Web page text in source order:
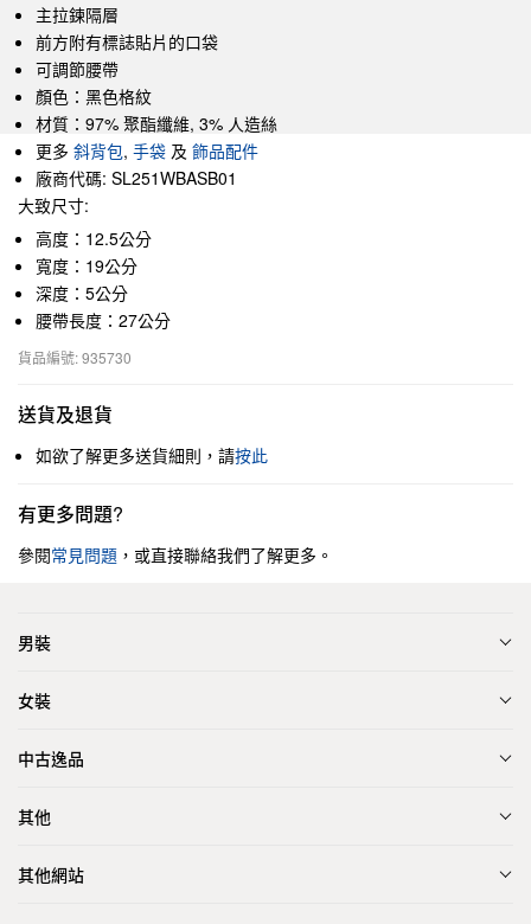
主拉鍊隔層
前方附有標誌貼片的口袋
可調節腰帶
顏色：黑色格紋
材質：97% 聚酯纖維, 3% 人造絲
更多 斜背包, 手袋 及 飾品配件
廠商代碼: SL251WBASB01
大致尺寸:
高度：12.5公分
寬度：19公分
深度：5公分
腰帶長度：27公分
貨品編號: 935730
送貨及退貨
如欲了解更多送貨細則，請按此
有更多問題?
參閱常見問題 ，或直接聯絡我們了解更多。
男裝
女裝
中古逸品
其他
其他網站